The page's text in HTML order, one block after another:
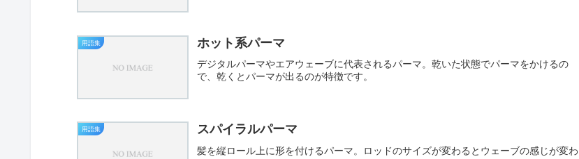
用語集 ホット系パーマ
デジタルパーマやエアウェーブに代表されるパーマ。乾いた状態でパーマをかけるの
で、乾くとパーマが出るのが特徴です。
用語集 スパイラルパーマ
髪を縦ロール上に形を付けるパーマ。ロッドのサイズが変わるとウェーブの感じが変わ